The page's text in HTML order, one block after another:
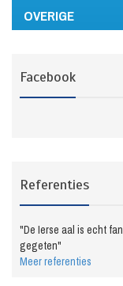
OVERIGE
Facebook
Referenties
"De Ierse aal is echt
gegeten"
Meer referenties